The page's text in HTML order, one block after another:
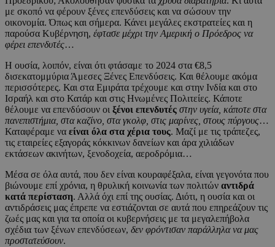
με σκοπό να φέρουν ξένες επενδύσεις και να σώσουν την
οικονομία. Όπως και σήμερα. Κάνει μεγάλες εκστρατείες και η
παρούσα Κυβέρνηση, έφτασε μέχρι την Αμερική ο Πρόεδρος να
φέρει επενδυτές…
Η ουσία, λοιπόν, είναι ότι φτάσαμε το 2024 στα €8,5
δισεκατομμύρια Άμεσες Ξένες Επενδύσεις. Και θέλουμε ακόμα
περισσότερες. Και στα Εμιράτα τρέχουμε και στην Ινδία και στο
Ισραήλ και στο Κατάρ και στις Ηνωμένες Πολιτείες. Κάποτε
θέλουμε να επενδύσουν οι ξένοι επενδυτές στην υγεία, κάποτε στα
πανεπιστήμια, στα καζίνο, στα γκολφ, στις μαρίνες, στους πύργους…
Καταφέραμε να είναι όλα στα χέρια τους. Μαζί με τις τράπεζες,
τις εταιρείες εξαγοράς κόκκινων δανείων και άρα χιλιάδων
εκτάσεων ακινήτων, ξενοδοχεία, αεροδρόμια…
Μέσα σε όλα αυτά, που δεν είναι κουραφέξαλα, είναι γεγονότα που
βιώνουμε επί χρόνια, η θρυλική κοινωνία των πολιτών αντιδρά
κατά περίσταση. Αλλά όχι επί της ουσίας. Διότι, η ουσία και οι
αντιδράσεις μας έπρεπε να εστιάζονται σε αυτά που επηρεάζουν τις
ζωές μας και για τα οποία οι κυβερνήσεις με τα μεγαλεπήβολα
σχέδια των ξένων επενδύσεων, δεν φρόντισαν παράλληλα να μας
προστατεύσουν.